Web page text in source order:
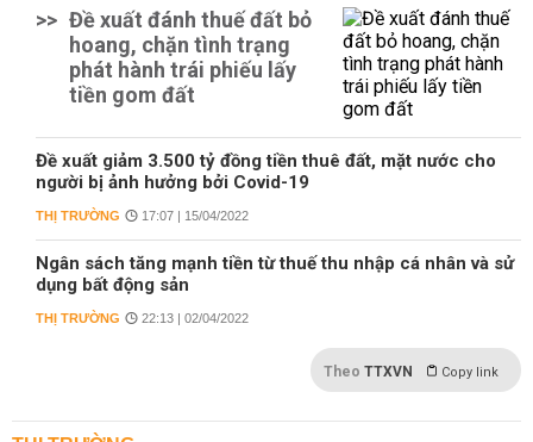
>> Đề xuất đánh thuế đất bỏ
hoang, chặn tình trạng
phát hành trái phiếu lấy
tiền gom đất
Đề xuất giảm 3.500 tỷ đồng tiền thuê đất, mặt nước cho
người bị ảnh hưởng bởi Covid-19
THỊ TRƯỜNG 17:07 | 15/04/2022
Ngân sách tăng mạnh tiền từ thuế thu nhập cá nhân và sử
dụng bất động sản
THỊ TRƯỜNG 22:13 | 02/04/2022
Theo TTXVN Copy link